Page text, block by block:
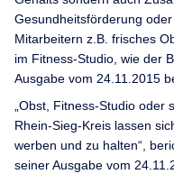
Gesundheitsförderung
Mitarbeitern z.B. frisches
im Fitness-Studio, wie der
Ausgabe vom 24.11.2015
„Obst, Fitness-Studio oder
Rhein-Sieg-Kreis lassen
werben und zu halten“,
seiner Ausgabe vom